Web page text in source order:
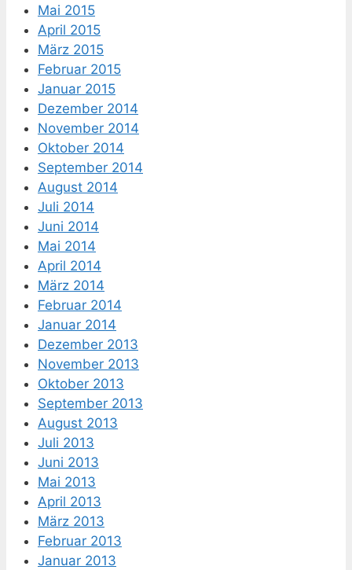
Mai 2015
April 2015
März 2015
Februar 2015
Januar 2015
Dezember 2014
November 2014
Oktober 2014
September 2014
August 2014
Juli 2014
Juni 2014
Mai 2014
April 2014
März 2014
Februar 2014
Januar 2014
Dezember 2013
November 2013
Oktober 2013
September 2013
August 2013
Juli 2013
Juni 2013
Mai 2013
April 2013
März 2013
Februar 2013
Januar 2013